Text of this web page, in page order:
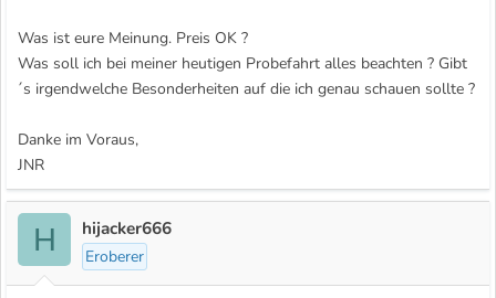
Was ist eure Meinung. Preis OK ?
Was soll ich bei meiner heutigen Probefahrt alles beachten ? Gibt
´s irgendwelche Besonderheiten auf die ich genau schauen sollte ?
Danke im Voraus,
JNR
H hijacker666
Eroberer